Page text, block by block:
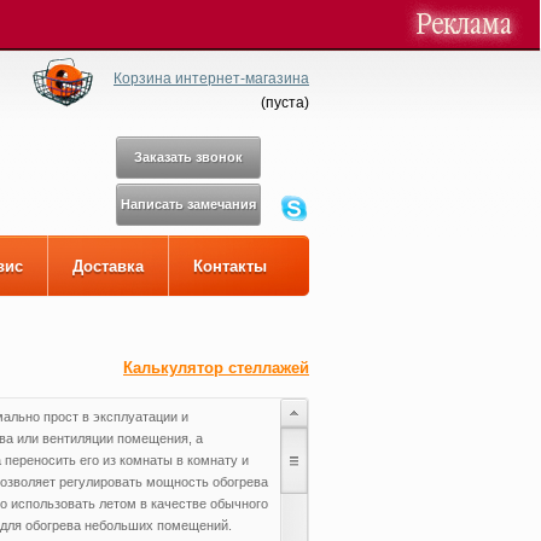
Корзина интернет-магазина
(пуста)
Заказать звонок
Написать замечания
Доставка Контакты
Калькулятор стеллажей
прост в эксплуатации и
или вентиляции помещения, а
его из комнаты в комнату и
регулировать мощность обогрева
использовать летом в качестве обычного
обогрева небольших помещений.